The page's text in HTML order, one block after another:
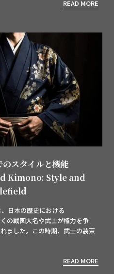
READ MORE
スタイルと機能
Kimono: Style and
日本の歴史における
の戦国大名や武士が権力を争
ました。この時期、武士の装束
READ MORE